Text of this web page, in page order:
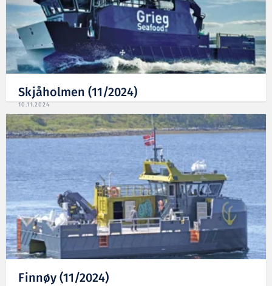
Skjåholmen (11/2024)
10.11.2024
Finnøy (11/2024)